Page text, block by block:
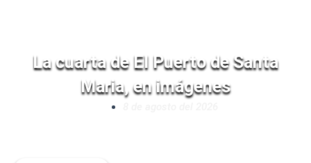
La cuarta de El Puerto de Santa
Maria, en imágenes